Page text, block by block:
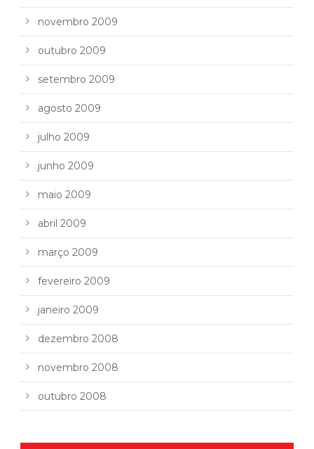
novembro 2009
outubro 2009
setembro 2009
agosto 2009
julho 2009
junho 2009
maio 2009
abril 2009
março 2009
fevereiro 2009
janeiro 2009
dezembro 2008
novembro 2008
outubro 2008